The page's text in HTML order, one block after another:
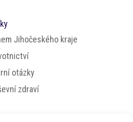
Jihočeského kraje
otázky
zdraví